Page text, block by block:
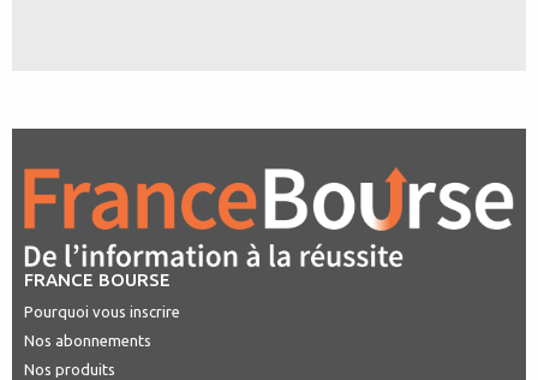
FRANCE BOURSE
Pourquoi vous inscrire
Nos abonnements
Nos produits